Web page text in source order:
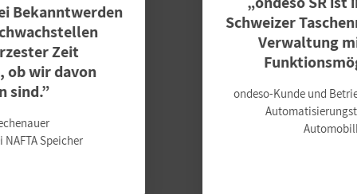
Schweizer Taschenmesser für die OT-
Verwaltung mit ganz vielen
Funktionsmöglichkeiten.”
ondeso-Kunde und Betriebsingenieur im Bereich
Automatisierungstechnik bei einem